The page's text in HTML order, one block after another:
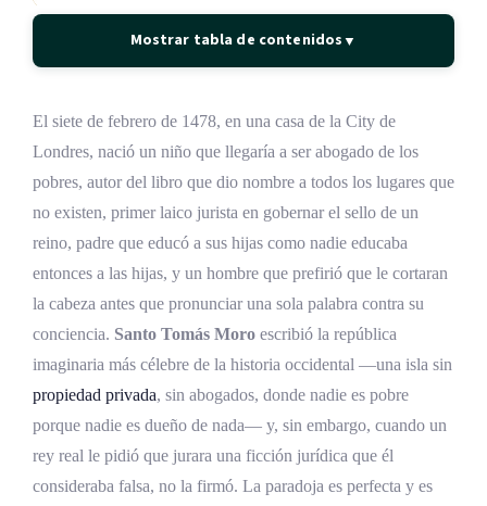
La equidad como jurisdicción de la
conciencia del rey
Orígenes y linaje de Tomás Moro
del derecho
St. Anthony’s y la casa del cardenal
La formación intelectual de Tomás Moro
De New Inn a la barra de Lincoln’s Inn
Erasmo, Luciano y la escuela de la ironía
La tentación de la Cartuja en la vida de
Mostrar tabla de contenidos▼
El siete de febrero de 1478, en una casa de la City de
Londres, nació un niño que llegaría a ser abogado de los
pobres, autor del libro que dio nombre a todos los lugares que
no existen, primer laico jurista en gobernar el sello de un
reino, padre que educó a sus hijas como nadie educaba
entonces a las hijas, y un hombre que prefirió que le cortaran
la cabeza antes que pronunciar una sola palabra contra su
conciencia. Santo Tomás Moro escribió la república
imaginaria más célebre de la historia occidental —una isla sin
propiedad privada, sin abogados, donde nadie es pobre
porque nadie es dueño de nada— y, sin embargo, cuando un
rey real le pidió que jurara una ficción jurídica que él
consideraba falsa, no la firmó. La paradoja es perfecta y es